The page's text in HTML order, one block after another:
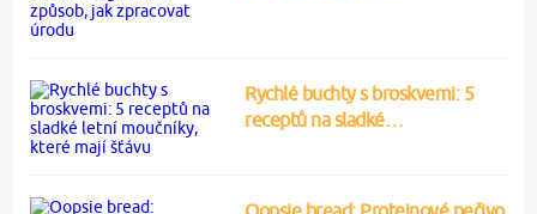
Rychlé buchty s broskvemi: 5
receptů na sladké…